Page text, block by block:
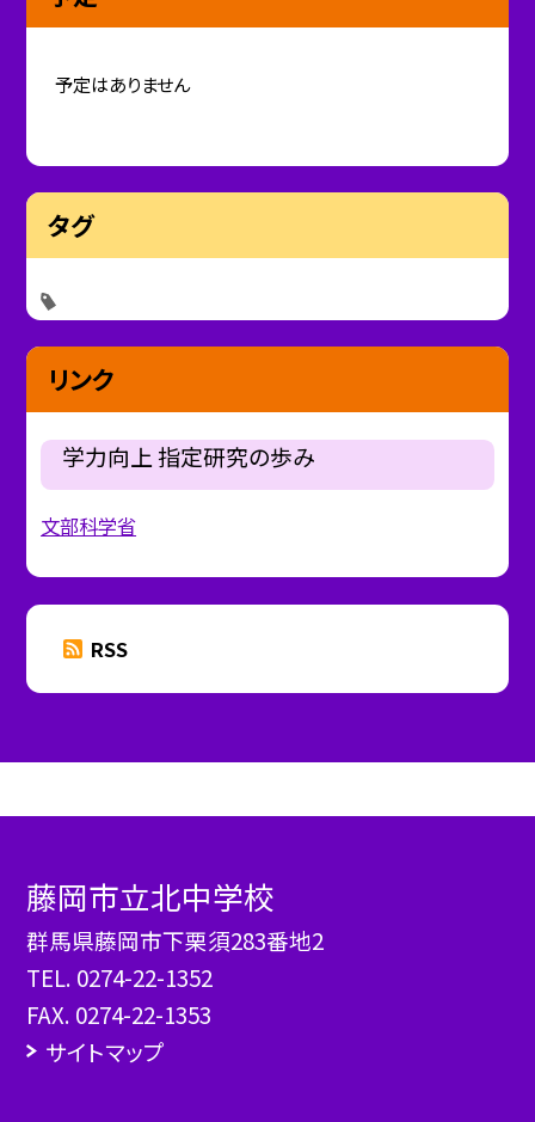
予定はありません
タグ
リンク
学力向上 指定研究の歩み
文部科学省
RSS
藤岡市立北中学校
群馬県藤岡市下栗須283番地2
TEL. 0274-22-1352
FAX. 0274-22-1353
サイトマップ